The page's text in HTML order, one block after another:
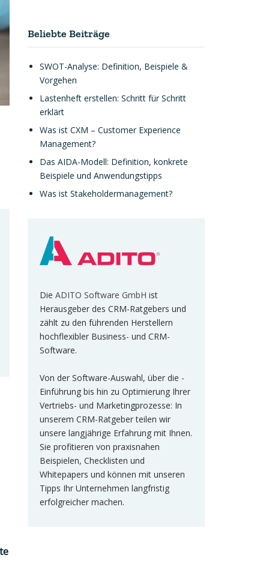
Beliebte Beiträge
SWOT-Analyse: Definition, Beispiele &
Vorgehen
Lastenheft erstellen: Schritt für Schritt
erklärt
Was ist CXM – Customer Experience
Management?
Das AIDA-Modell: Definition, konkrete
Beispiele und Anwendungstipps
Was ist Stakeholdermanagement?
DieADITO Software GmbHist
Herausgeber des CRM-Ratgebers und
zählt zu den führenden Herstellern
hochflexibler Business- und CRM-
Software.
Von der Software-Auswahl, über die -
Einführung bis hin zu Optimierung Ihrer
Vertriebs- und Marketingprozesse: In
unserem CRM-Ratgeber teilen wir
unsere langjährige Erfahrung mit Ihnen.
Sie profitieren von praxisnahen
Beispielen, Checklisten und
Whitepapers und können mit unseren
Tipps Ihr Unternehmen langfristig
erfolgreicher machen.